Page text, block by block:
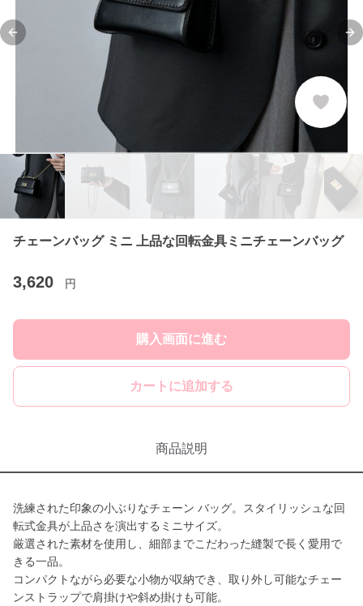
Previous slide
チェーンバッグ ミニ 上品な回転金具ミニチェーンバッグ
3,620 円
購入画面に進む
カートに追加する
商品説明
洗練された印象の小ぶりなチェーン バッグ。スタイリッシュな回
転式金具が上品さを演出するミニサイズ。
厳選された素材を使用し、細部までこだわった縫製で長く愛用で
きる一品。
コンパクトながら必要な小物が収納でき、取り外し可能なチェー
ンストラップで肩掛けや斜め掛けも可能。